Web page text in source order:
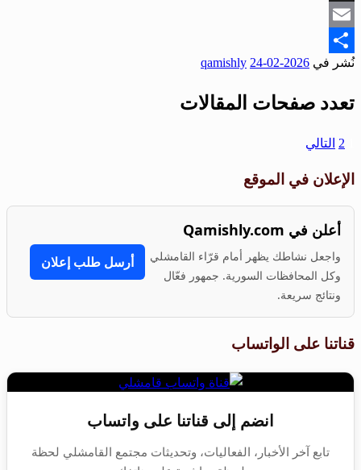
Snapchat
Email
Share
نُشر في 2026-02-24
qamishly
تعدد صفحات المقالات
2 التالي
الإعلان في الموقع
أعلن في Qamishly.com
واجعل نشاطك يظهر أمام قرّاء القامشلي
وكل المحافظات السورية. جمهور فعّال
ونتائج سريعة.
أرسل طلب إعلان
قناتنا على الواتساب
انضم إلى قناتنا على واتساب
تابع آخر الأخبار، الفعاليات، وتحديثات مجتمع القامشلي لحظة